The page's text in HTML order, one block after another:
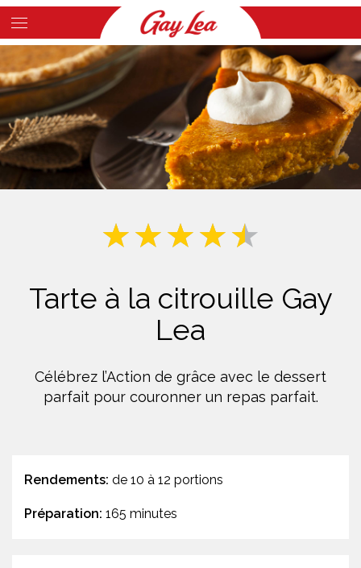
Skip
to
content
Content
Tarte à la citrouille Gay
Lea
Célébrez l’Action de grâce avec le dessert
parfait pour couronner un repas parfait.
Rendements: de 10 à 12 portions
Préparation: 165 minutes